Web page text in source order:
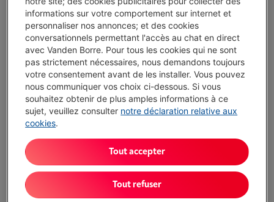
Comparer
Vanden Borre Life Gros électro + TV
Prolongez la durée de vie de vos appareils avec un seul
abonnement
Ce produit serait couvert 5 ansaprès votre achat.
Plus d'infos
Atouts
informations sur votre comportement sur internet et
personnaliser nos annonces; et des cookies
conversationnels permettant l'accès au chat en direct
avec Vanden Borre. Pour tous les cookies qui ne sont
pas strictement nécessaires, nous demandons toujours
votre consentement avant de les installer. Vous pouvez
nous communiquer vos choix ci-dessous. Si vous
souhaitez obtenir de plus amples informations à ce
sujet, veuillez consulter notre déclaration relative aux
cookies.
Tout refuser
Tout accepter